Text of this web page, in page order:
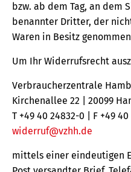
bzw. ab dem Tag, an dem
benannter Dritter, der
Waren in Besitz
Um Ihr Widerrufsrecht
Verbraucherzentrale
Kirchenallee 22 | 20099
T +49 40 24832-0 | F +49
widerruf@vzhh.de
mittels einer eindeutigen